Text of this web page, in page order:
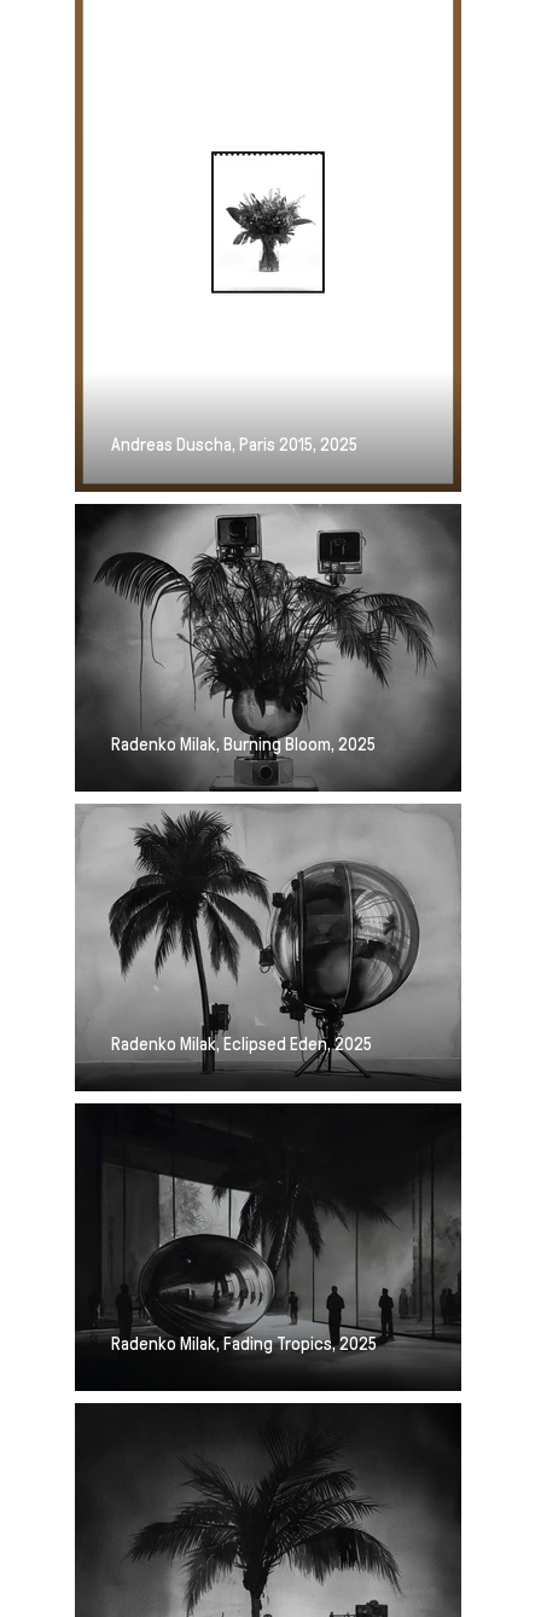
Andreas Duscha, Paris 2015, 2025
Radenko Milak, Burning Bloom, 2025
Radenko Milak, Eclipsed Eden, 2025
Radenko Milak, Fading Tropics, 2025